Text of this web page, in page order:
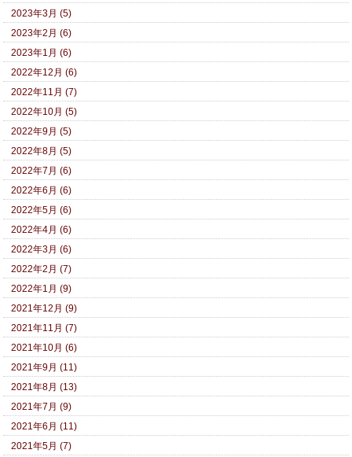
2023年3月 (5)
2023年2月 (6)
2023年1月 (6)
2022年12月 (6)
2022年11月 (7)
2022年10月 (5)
2022年9月 (5)
2022年8月 (5)
2022年7月 (6)
2022年6月 (6)
2022年5月 (6)
2022年4月 (6)
2022年3月 (6)
2022年2月 (7)
2022年1月 (9)
2021年12月 (9)
2021年11月 (7)
2021年10月 (6)
2021年9月 (11)
2021年8月 (13)
2021年7月 (9)
2021年6月 (11)
2021年5月 (7)